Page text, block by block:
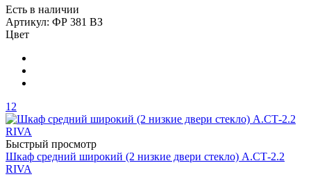
Есть в наличии
Артикул: ФР 381 ВЗ
Цвет
12
Быстрый просмотр
Шкаф средний широкий (2 низкие двери стекло) А.СТ-2.2
RIVA